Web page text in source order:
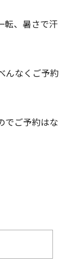
転、暑さで汗
んなくご予約
でご予約はな